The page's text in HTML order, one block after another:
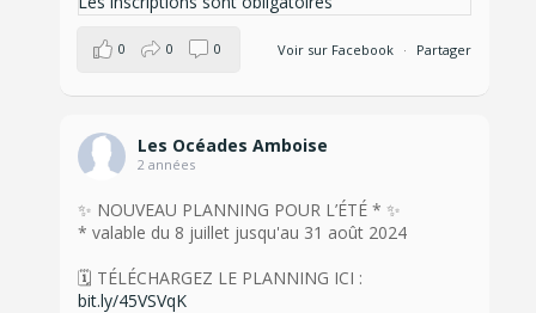
Voir sur Facebook · Partager
0 0 0
Les Océades Amboise
2 années
✨ NOUVEAU PLANNING POUR L’ÉTÉ * ✨
* valable du 8 juillet jusqu'au 31 août 2024
🗓 TÉLÉCHARGEZ LE PLANNING ICI :
bit.ly/45VSVqK